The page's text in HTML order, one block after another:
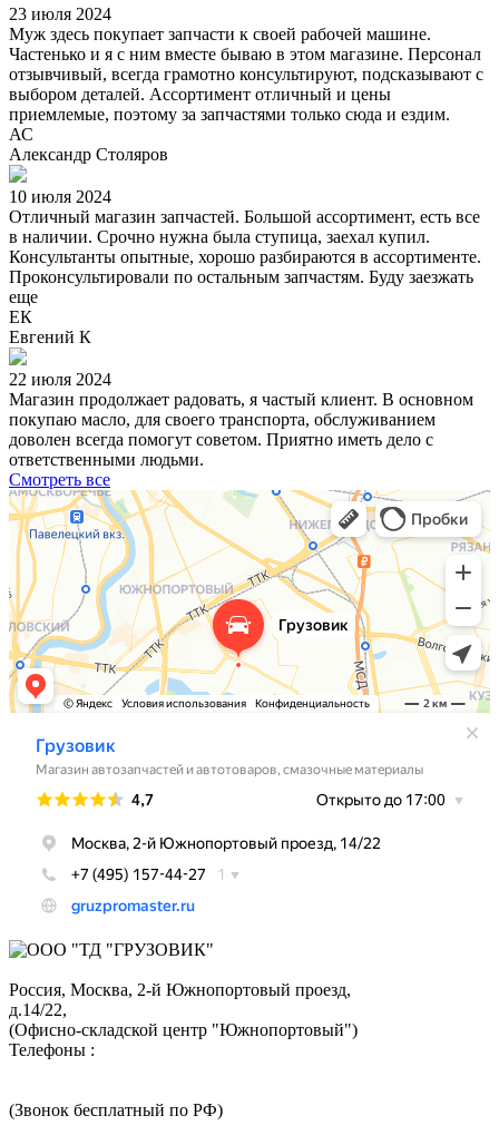
23 июля 2024
Муж здесь покупает запчасти к своей рабочей машине.
Частенько и я с ним вместе бываю в этом магазине. Персонал
отзывчивый, всегда грамотно консультируют, подсказывают с
выбором деталей. Ассортимент отличный и цены
приемлемые, поэтому за запчастями только сюда и ездим.
АС
Александр Столяров
10 июля 2024
Отличный магазин запчастей. Большой ассортимент, есть все
в наличии. Срочно нужна была ступица, заехал купил.
Консультанты опытные, хорошо разбираются в ассортименте.
Проконсультировали по остальным запчастям. Буду заезжать
еще
ЕК
Евгений К
22 июля 2024
Магазин продолжает радовать, я частый клиент. В основном
покупаю масло, для своего транспорта, обслуживанием
доволен всегда помогут советом. Приятно иметь дело с
ответственными людьми.
Смотреть все
Россия, Москва, 2-й Южнопортовый проезд,
д.14/22,
(Офисно-складской центр "Южнопортовый")
Телефоны :
(Звонок бесплатный по РФ)